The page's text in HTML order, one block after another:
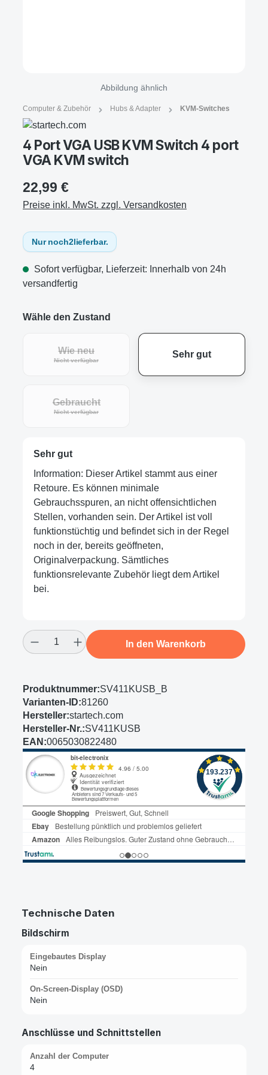
Abbildung ähnlich
Computer & Zubehör Hubs & Adapter KVM-Switches
4 Port VGA USB KVM Switch 4 port
VGA KVM switch
22,99 €
Preise inkl. MwSt. zzgl. Versandkosten
Nur noch2lieferbar.
Sofort verfügbar, Lieferzeit: Innerhalb von 24h
versandfertig
Wähle den Zustand
Wie neu
Nicht verfügbar
Sehr gut
Gebraucht
Nicht verfügbar
Sehr gut
Information: Dieser Artikel stammt aus einer
Retoure. Es können minimale
Gebrauchsspuren, an nicht offensichtlichen
Stellen, vorhanden sein. Der Artikel ist voll
funktionstüchtig und befindet sich in der Regel
noch in der, bereits geöffneten,
Originalverpackung. Sämtliches
funktionsrelevante Zubehör liegt dem Artikel
bei.
Produkt Anzahl: Gib den gewünschten
In den Warenkorb
Produktnummer:SV411KUSB_B
Varianten-ID:81260
Hersteller:startech.com
Hersteller-Nr.:SV411KUSB
EAN:0065030822480
Technische Daten
Bildschirm
Eingebautes Display
Nein
On-Screen-Display (OSD)
Nein
Anschlüsse und Schnittstellen
Anzahl der Computer
4